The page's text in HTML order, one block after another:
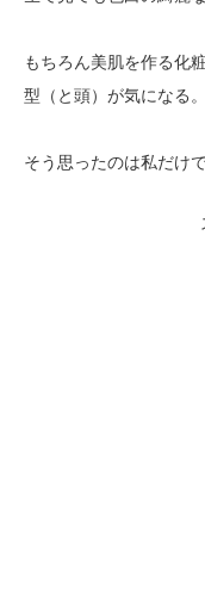
もちろん美肌を作る化
型（と頭）が気になる。
そう思ったのは私だけ